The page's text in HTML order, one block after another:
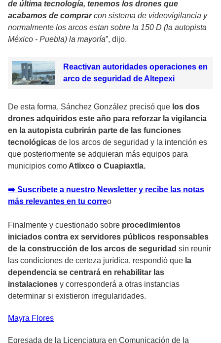
de última tecnología, tenemos los drones que
acabamos de comprarcon sistema de videovigilancia y
normalmente los arcos estan sobre la 150 D (la autopista
México - Puebla) la mayoría”, dijo.
Reactivan autoridades operaciones en
arco de seguridad de Altepexi
De esta forma, Sánchez González precisó que los dos
drones adquiridos este año para reforzar la vigilancia
en la autopista cubrirán parte de las funciones
tecnológicas de los arcos de seguridad y la intención es
que posteriormente se adquieran más equipos para
municipios como Atlixco o Cuapiaxtla.
➡️ Suscríbete a nuestro Newsletter y recibe las notas
más relevantes en tu correo
Finalmente y cuestionado sobre procedimientos
iniciados contra ex servidores públicos responsables
de la construcción de los arcos de seguridad sin reunir
las condiciones de certeza jurídica, respondió que la
dependencia se centrará en rehabilitar las
instalaciones y corresponderá a otras instancias
determinar si existieron irregularidades.
Mayra Flores
Egresada de la Licenciatura en Comunicación de la